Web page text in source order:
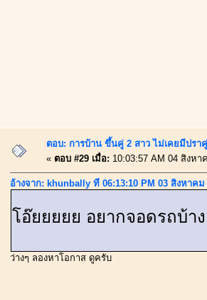
ตอบ: การบ้าน ขึ้นคู่ 2 สาว ไม่เคยมีปร
« ตอบ #29 เมื่อ: 10:03:57 AM 04 สิงหา
อ้างจาก: khunbally ที่ 06:13:10 PM 03 สิงหาคม
โอ๊ยยยยย อยากจอดรถบ้า
ว่างๆ ลองหาโอกาส ดูครับ